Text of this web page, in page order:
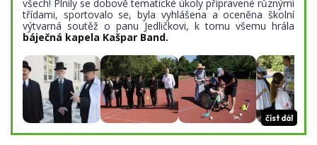
všech! Plnily se dobově tematické úkoly připravené různými
třídami, sportovalo se, byla vyhlášena a oceněna školní
výtvarná soutěž o panu Jedličkovi, k tomu všemu hrála
báječná kapela Kašpar Band.
číst dál